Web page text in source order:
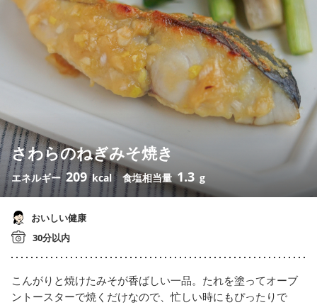
さわらのねぎみそ焼き
エネルギー 209 kcal 食塩相当量1.3 g
おいしい健康
30分以内
こんがりと焼けたみそが香ばしい一品。たれを塗ってオーブ
ントースターで焼くだけなので、忙しい時にもぴったりで